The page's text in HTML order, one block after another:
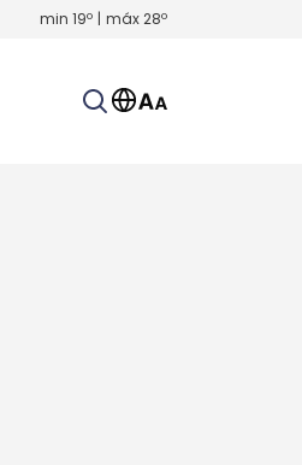
min 19º | máx28º